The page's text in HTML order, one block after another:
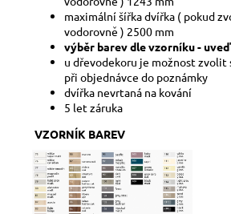
maximální šířka dvířka ( pokud
vodorovně ) 2500 mm
výběr barev dle vzorníku -
u dřevodekoru je možnost zvolit
při objednávce do poznámky
dvířka nevrtaná na kování
5 let záruka
VZORNÍK BAREV